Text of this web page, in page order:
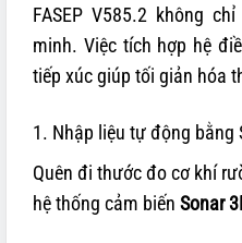
FASEP V585.2 không
minh. Việc tích hợp hệ
tiếp xúc giúp tối giản hóa
1. Nhập liệu tự động bằng
Quên đi thước đo cơ khí
hệ thống cảm biến Sonar